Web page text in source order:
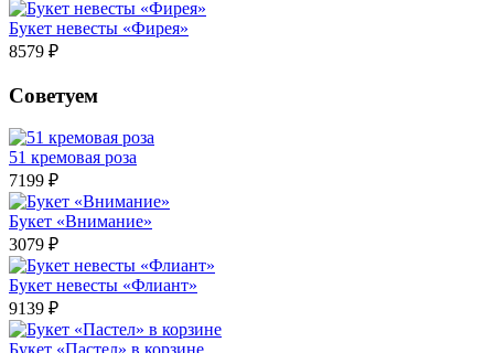
Букет невесты «Фирея»
8579 ₽
Советуем
51 кремовая роза
7199 ₽
Букет «Внимание»
3079 ₽
Букет невесты «Флиант»
9139 ₽